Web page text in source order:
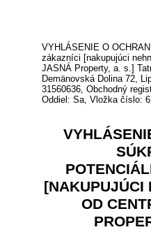
VYHLÁSENIE O
zákazníci [nakupujúci
JASNÁ Property, a. s.]
Demänovská Dolina 72,
31560636, Obchodný
Oddiel: Sa, Vložka číslo:
[NAKUPUJÚCI
OD